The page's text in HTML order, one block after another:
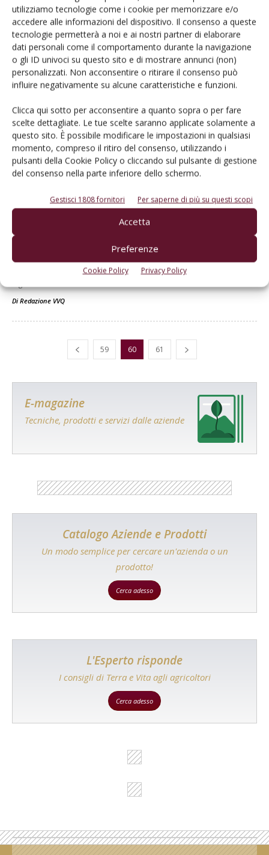
utilizziamo tecnologie come i cookie per memorizzare e/o
accedere alle informazioni del dispositivo. Il consenso a queste
tecnologie permetterà a noi e ai nostri partner di elaborare
dati personali come il comportamento durante la navigazione
o gli ID univoci su questo sito e di mostrare annunci (non)
personalizzati. Non acconsentire o ritirare il consenso può
influire negativamente su alcune caratteristiche e funzioni.
Clicca qui sotto per acconsentire a quanto sopra o per fare
scelte dettagliate. Le tue scelte saranno applicate solamente a
questo sito. È possibile modificare le impostazioni in qualsiasi
momento, compreso il ritiro del consenso, utilizzando i
pulsanti della Cookie Policy o cliccando sul pulsante di gestione
del consenso nella parte inferiore dello schermo.
Gestisci 1808 fornitori Per saperne di più su questi scopi
Accetta
Preferenze
Cookie Policy Privacy Policy
NOTIZIE DALLE AZIENDE 20 Giugno 2019
Una Fabbrica di idee
Dal 2008 Freewine ® è un protocollo tecnico messo a punto da
Tebaldi per apportare consistenti riduzioni della quantità di
allergeni nei vini a partire dai solfiti. Obiettivo: massima salubrità
del vino per il consumatore. La via è scientifica e tecnologica con
protocolli personalizzati. Il know-how tecnico-scientifico è stato
elaborato...
DiRedazione VVQ
NOTIZIE DALLE AZIENDE 19 Giugno 2019
Forbice e legatrice elettronica
La forbice elettronica Tiger ZT 40 è progettata e prodotta dalla
Zanon Group completamente in Italia. Si differenzia per potenza e
precisione di taglio permesse dall’elevata qualità dei componenti
interni, accuratamente selezionati e testati dall’azienda per offrire
un prodotto unico nel suo genere. È adatta alle potature in
DiRedazione VVQ
59 60 61
E-magazine
Tecniche, prodotti e servizi dalle aziende
Catalogo Aziende e Prodotti
Un modo semplice per cercare un'azienda o un
prodotto!
Cerca adesso
L'Esperto risponde
I consigli di Terra e Vita agli agricoltori
Cerca adesso